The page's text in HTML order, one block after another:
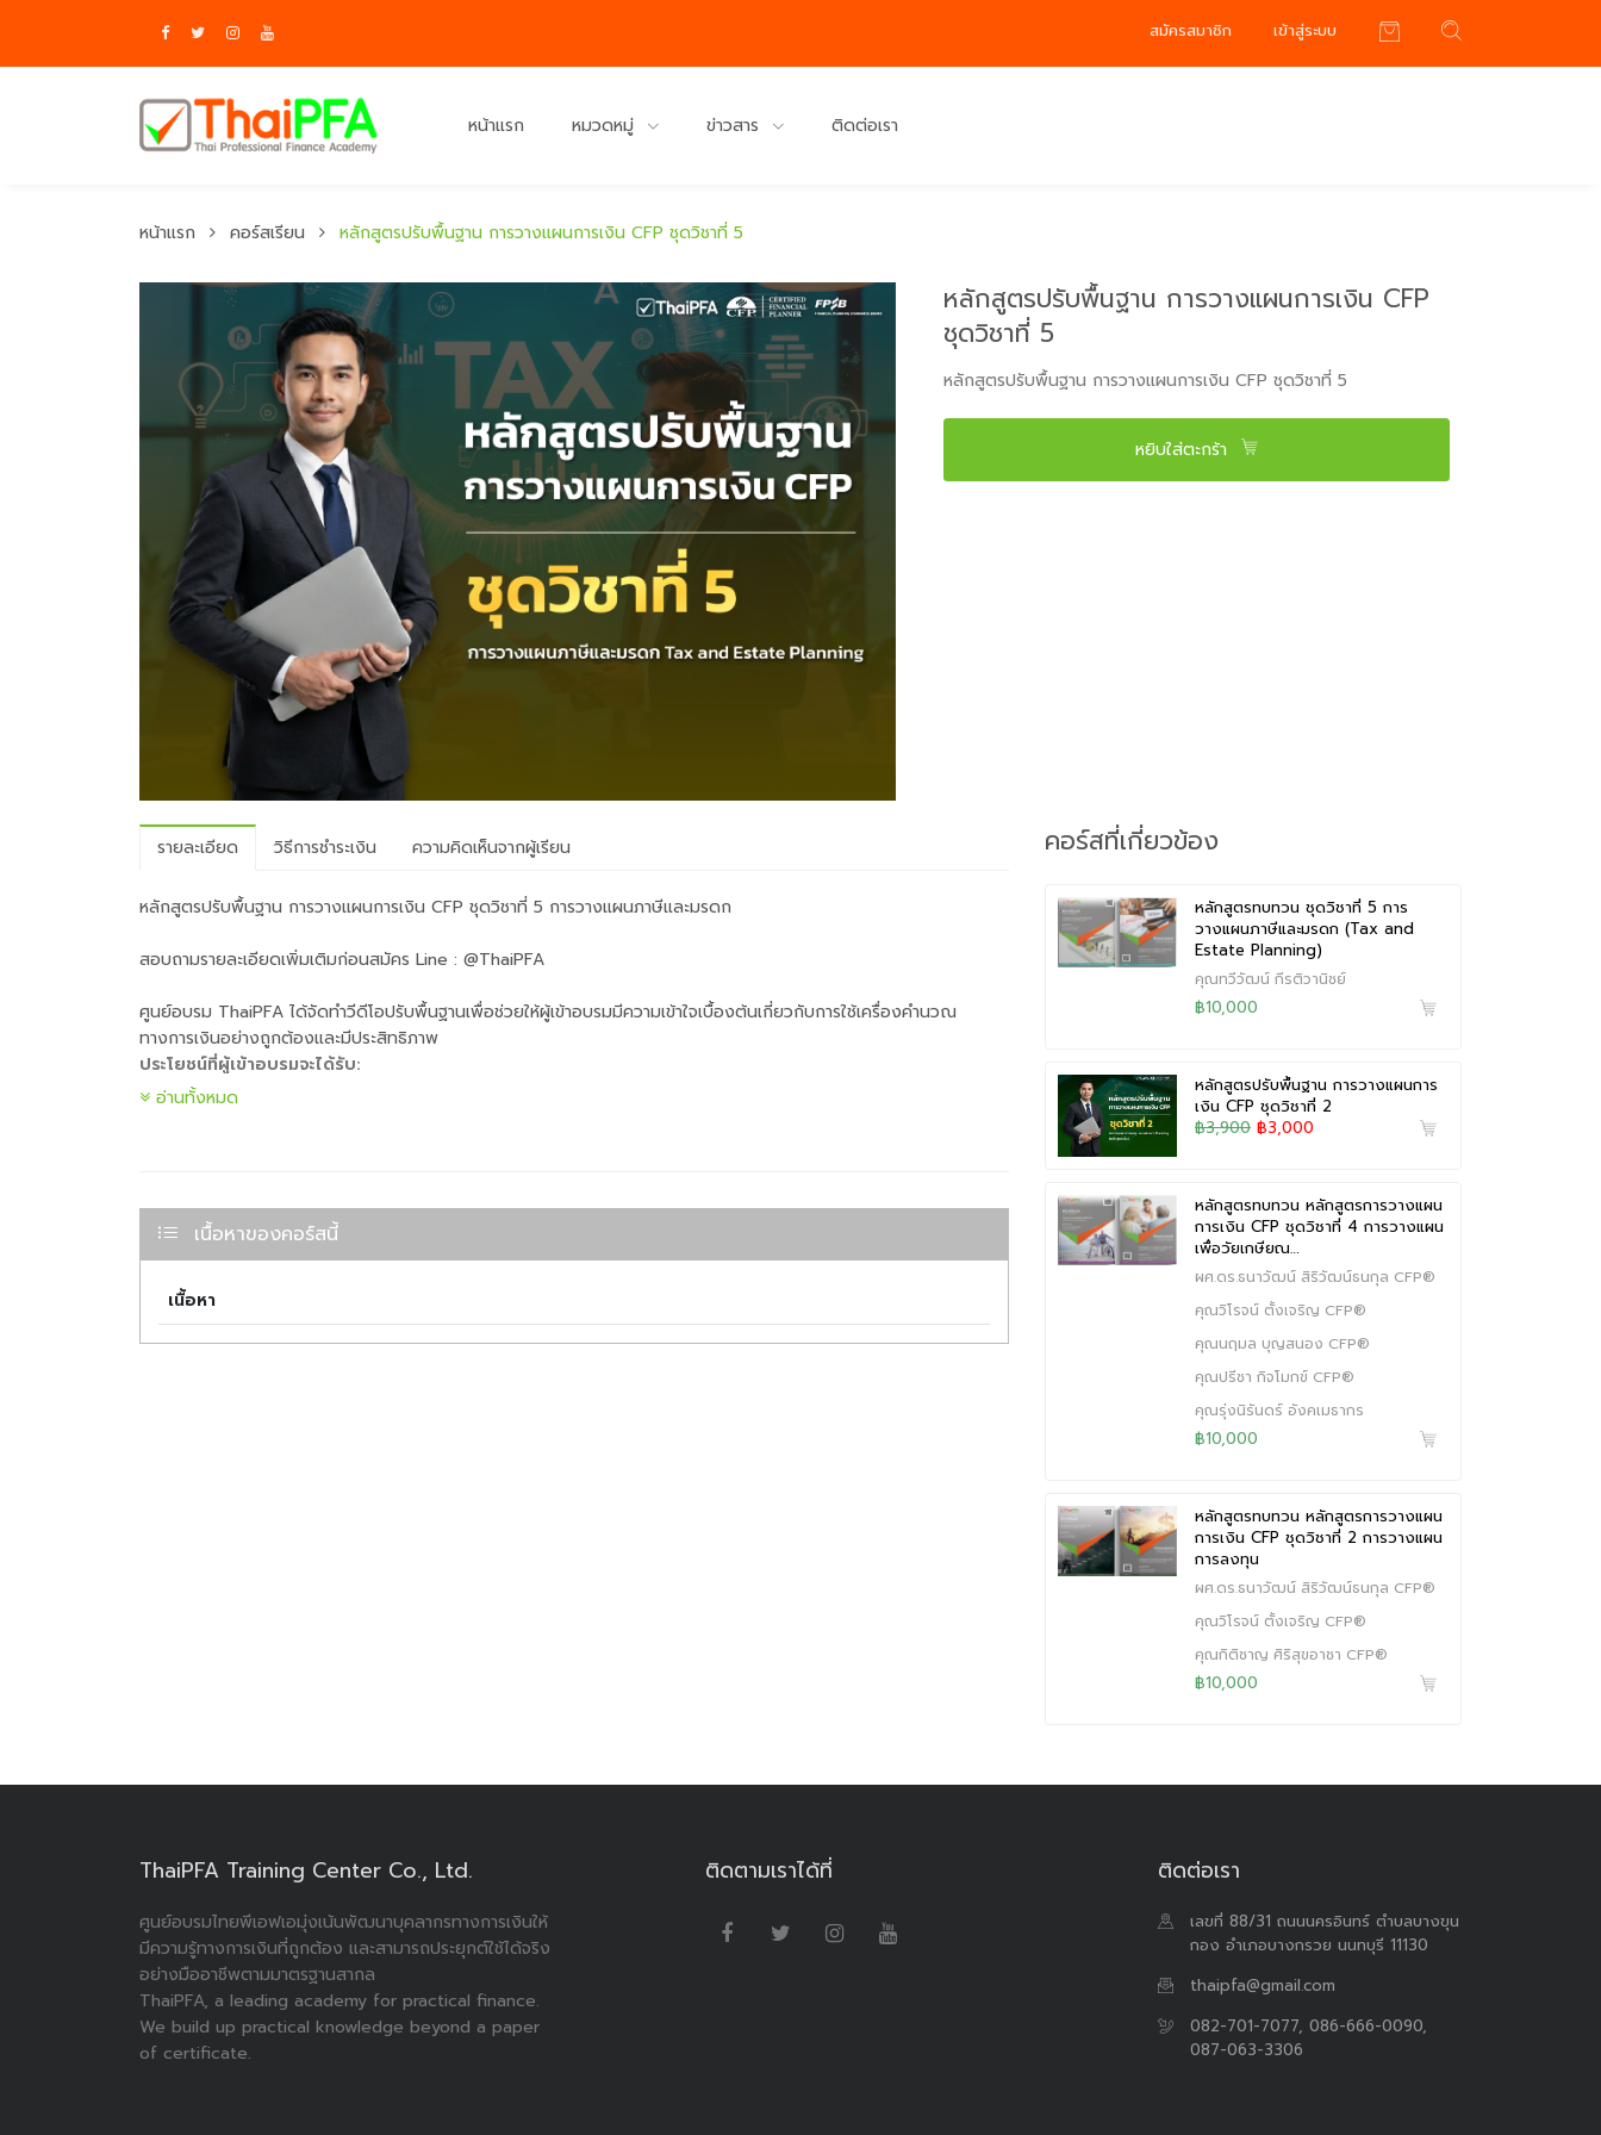
สมัครสมาชิก เข้าสู่ระบบ
หน้าแรก หมวดหมู่ ข่าวสาร ติดต่อเรา
หน้าแรก คอร์สเรียน หลักสูตรปรับพื้นฐาน การวางแผนการเงิน CFP ชุดวิชาที่ 5
หลักสูตรปรับพื้นฐาน การวางแผนการเงิน CFP
ชุดวิชาที่ 5
หลักสูตรปรับพื้นฐาน การวางแผนการเงิน CFP ชุดวิชาที่ 5
หยิบใส่ตะกร้า
รายละเอียด วิธีการชำระเงิน ความคิดเห็นจากผู้เรียน
หลักสูตรปรับพื้นฐาน การวางแผนการเงิน CFP ชุดวิชาที่ 5 การวางแผนภาษีและมรดก
สอบถามรายละเอียดเพิ่มเติมก่อนสมัคร Line : @ThaiPFA
ศูนย์อบรม ThaiPFA ได้จัดทำวีดีโอปรับพื้นฐานเพื่อช่วยให้ผู้เข้าอบรมมีความเข้าใจเบื้องต้นเกี่ยวกับการใช้เครื่องคำนวณ
ทางการเงินอย่างถูกต้องและมีประสิทธิภาพ
ประโยชน์ที่ผู้เข้าอบรมจะได้รับ:
มีความเข้าใจพื้นฐานเกี่ยวกับการใช้เครื่องคำนวณทางการเงิน
ศูนย์อบรม ThaiPFA หวังว่าวีดีโอนี้จะเป็นประโยชน์และช่วยเสริมสร้างความมั่นใจให้แก่ผู้เข้าอบรมทุกท่าน.
อ่านทั้งหมด
เนื้อหาของคอร์สนี้
เนื้อหา
คอร์สที่เกี่ยวข้อง
หลักสูตรทบทวน ชุดวิชาที่ 5 การ
วางแผนภาษีและมรดก (Tax and
Estate Planning)
คุณทวีวัฒน์ กีรติวานิชย์
฿10,000
หลักสูตรปรับพื้นฐาน การวางแผนการ
เงิน CFP ชุดวิชาที่ 2
฿3,900 ฿3,000
หลักสูตรทบทวน หลักสูตรการวางแผน
การเงิน CFP ชุดวิชาที่ 4 การวางแผน
เพื่อวัยเกษียณ…
ผศ.ดร.ธนาวัฒน์ สิริวัฒน์ธนกุล CFP®
คุณวิโรจน์ ตั้งเจริญ CFP®
คุณนฤมล บุญสนอง CFP®
คุณปรีชา กิจโมกข์ CFP®
คุณรุ่งนิรันดร์ อังคเมธากร
฿10,000
หลักสูตรทบทวน หลักสูตรการวางแผน
การเงิน CFP ชุดวิชาที่ 2 การวางแผน
การลงทุน
ผศ.ดร.ธนาวัฒน์ สิริวัฒน์ธนกุล CFP®
คุณวิโรจน์ ตั้งเจริญ CFP®
คุณกิติชาญ ศิริสุขอาชา CFP®
฿10,000
ThaiPFA Training Center Co., Ltd.
ศูนย์อบรมไทยพีเอฟเอมุ่งเน้นพัฒนาบุคลากรทางการเงินให้
มีความรู้ทางการเงินที่ถูกต้อง และสามารถประยุกต์ใช้ได้จริง
อย่างมืออาชีพตามมาตรฐานสากล
ThaiPFA, a leading academy for practical finance.
We build up practical knowledge beyond a paper
of certificate.
ติดตามเราได้ที่ ติดต่อเรา
เลขที่ 88/31 ถนนนครอินทร์ ตำบลบางขุน
กอง อำเภอบางกรวย นนทบุรี 11130
thaipfa@gmail.com
082-701-7077, 086-666-0090,
087-063-3306